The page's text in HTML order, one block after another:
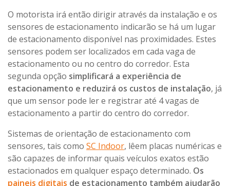
O motorista irá então dirigir através da instalação e os
sensores de estacionamento indicarão se há um lugar
de estacionamento disponível nas proximidades. Estes
sensores podem ser localizados em cada vaga de
estacionamento ou no centro do corredor. Esta
segunda opção simplificará a experiência de
estacionamento e reduzirá os custos de instalação, já
que um sensor pode ler e registrar até 4 vagas de
estacionamento a partir do centro do corredor.
Sistemas de orientação de estacionamento com
sensores, tais como SC Indoor, lêem placas numéricas e
são capazes de informar quais veículos exatos estão
estacionados em qualquer espaço determinado. Os
paineis digitais de estacionamento também ajudarão